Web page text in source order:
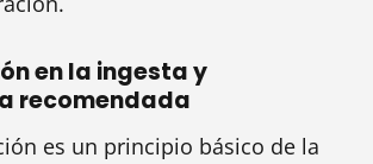
en la ingesta y
recomendada
es un principio básico de la